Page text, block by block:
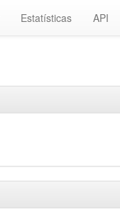
Estatísticas API